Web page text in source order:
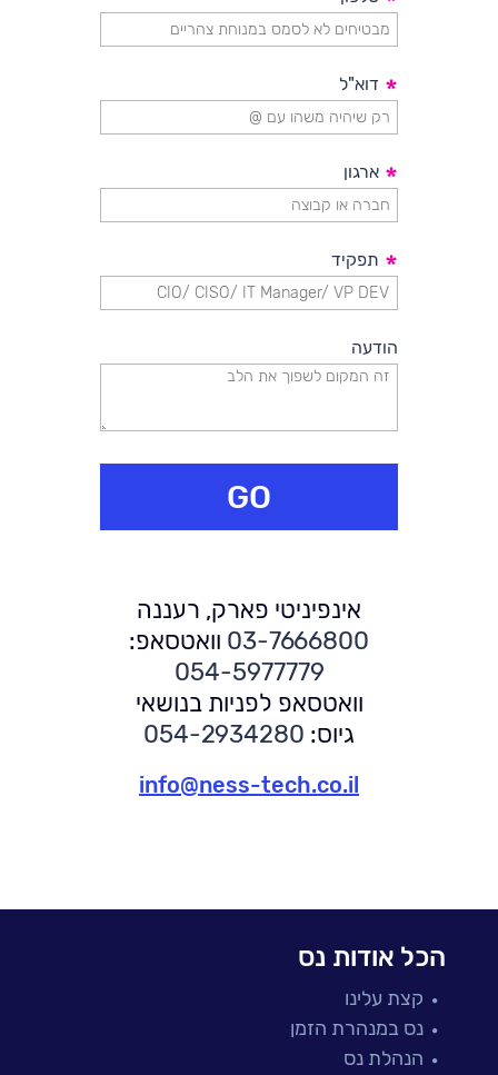
דוא"ל *
ארגון *
תפקיד *
הודעה
GO
אינפיניטי פארק, רעננה
03-7666800 וואטסאפ:
054-5977779
וואטסאפ לפניות בנושאי
גיוס: 054-2934280
info@ness-tech.co.il
הכל אודות נס
קצת עלינו
נס במנהרת הזמן
הנהלת נס